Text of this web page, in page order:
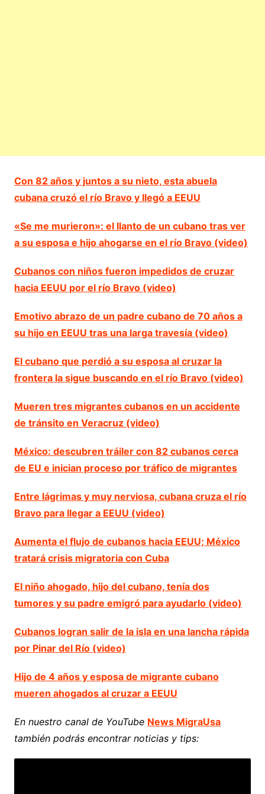
Con 82 años y juntos a su nieto, esta abuela
cubana cruzó el río Bravo y llegó a EEUU
«Se me murieron»: el llanto de un cubano tras ver
a su esposa e hijo ahogarse en el río Bravo (video)
Cubanos con niños fueron impedidos de cruzar
hacia EEUU por el río Bravo (video)
Emotivo abrazo de un padre cubano de 70 años a
su hijo en EEUU tras una larga travesía (video)
El cubano que perdió a su esposa al cruzar la
frontera la sigue buscando en el río Bravo (video)
Mueren tres migrantes cubanos en un accidente
de tránsito en Veracruz (video)
México: descubren tráiler con 82 cubanos cerca
de EU e inician proceso por tráfico de migrantes
Entre lágrimas y muy nerviosa, cubana cruza el río
Bravo para llegar a EEUU (video)
Aumenta el flujo de cubanos hacia EEUU; México
tratará crisis migratoria con Cuba
El niño ahogado, hijo del cubano, tenía dos
tumores y su padre emigró para ayudarlo (video)
Cubanos logran salir de la isla en una lancha rápida
por Pinar del Río (video)
Hijo de 4 años y esposa de migrante cubano
mueren ahogados al cruzar a EEUU
En nuestro canal de YouTube News MigraUsa
también podrás encontrar noticias y tips: